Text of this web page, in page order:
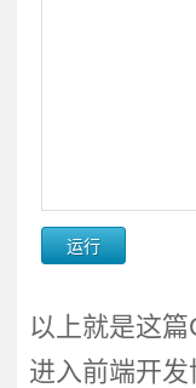
以上就是这
进入前端开发